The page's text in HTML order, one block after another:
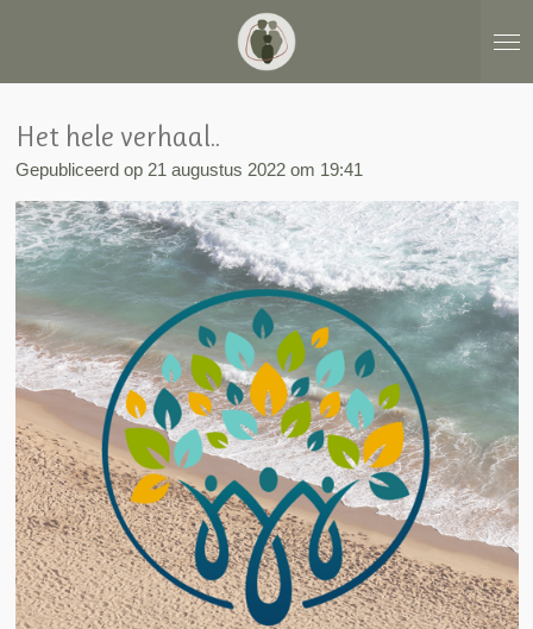
hoofdinhoud
Het hele verhaal..
Gepubliceerd op 21 augustus 2022 om 19:41